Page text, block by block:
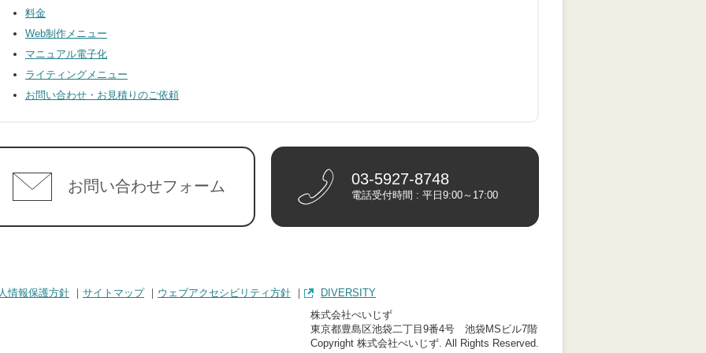
料金
Web制作メニュー
マニュアル電子化
ライティングメニュー
お問い合わせ・お見積りのご依頼
お問い合わせフォーム 03-5927-8748
電話受付時間 : 平日9:00～17:00
情報保護方針 サイトマップ ウェブアクセシビリティ方針 DIVERSITY（別タブで開きます）
株式会社ぺいじず
東京都豊島区池袋二丁目9番4号 池袋MSビル7階
Copyright 株式会社ぺいじず. All Rights Reserved.